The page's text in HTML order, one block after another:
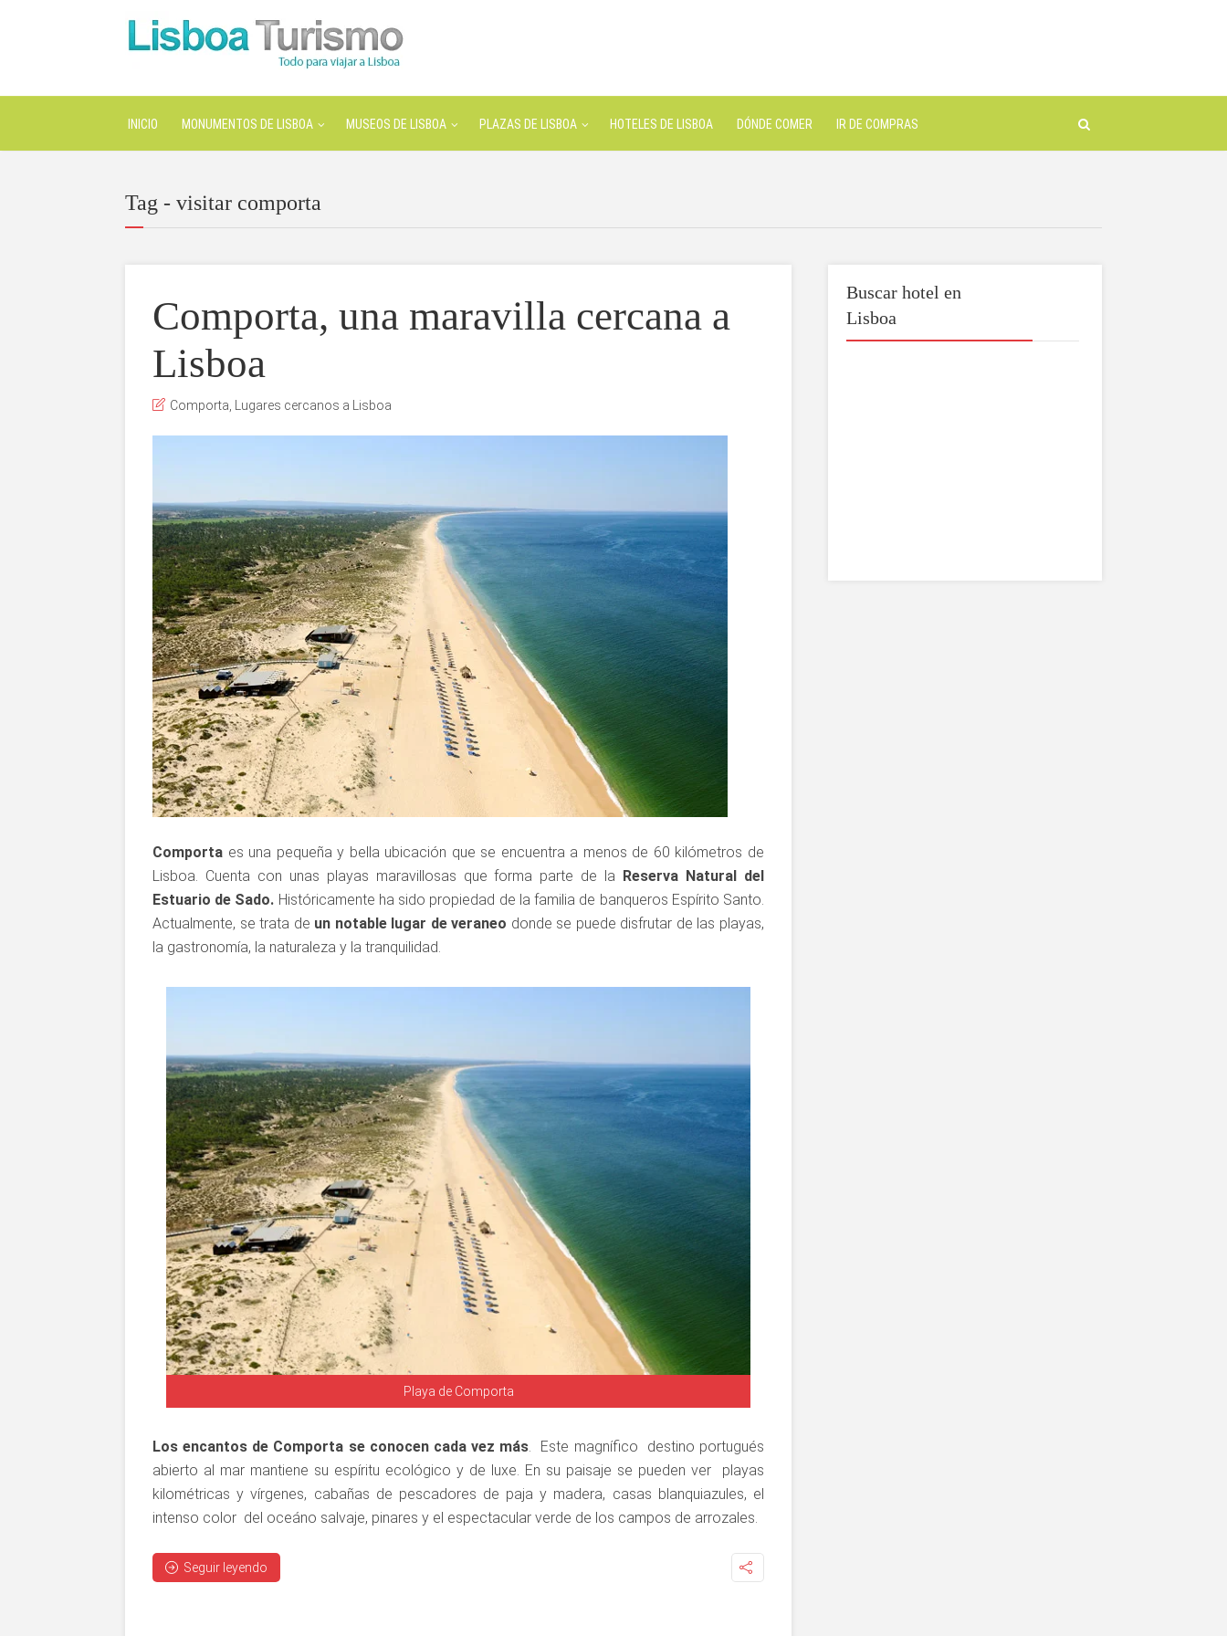
INICIO MONUMENTOS DE LISBOA MUSEOS DE LISBOA PLAZAS DE LISBOA HOTELES DE LISBOA DÓNDE COMER IR DE COMPRAS
Tag - visitar comporta
Comporta, una maravilla cercana a
Lisboa
Comporta Lugares cercanos a Lisboa
Comporta es una pequeña y bella ubicación que se encuentra a menos de 60 kilómetros de
Lisboa. Cuenta con unas playas maravillosas que forma parte de la Reserva Natural del
Estuario de Sado. Históricamente ha sido propiedad de la familia de banqueros Espírito Santo.
Actualmente, se trata de un notable lugar de veraneo donde se puede disfrutar de las playas,
la gastronomía, la naturaleza y la tranquilidad.
Playa de Comporta
Los encantos de Comporta se conocen cada vez más . Este magnífico destino portugués
abierto al mar mantiene su espíritu ecológico y de luxe. En su paisaje se pueden ver playas
kilométricas y vírgenes, cabañas de pescadores de paja y madera, casas blanquiazules, el
intenso color del oceáno salvaje, pinares y el espectacular verde de los campos de arrozales.
Seguir leyendo
Buscar hotel en
Lisboa